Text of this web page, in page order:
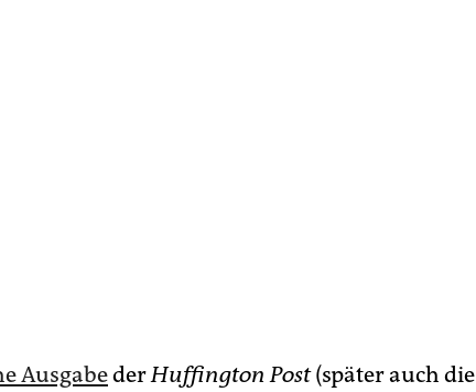
AusgabederHuffington Post(später auch die